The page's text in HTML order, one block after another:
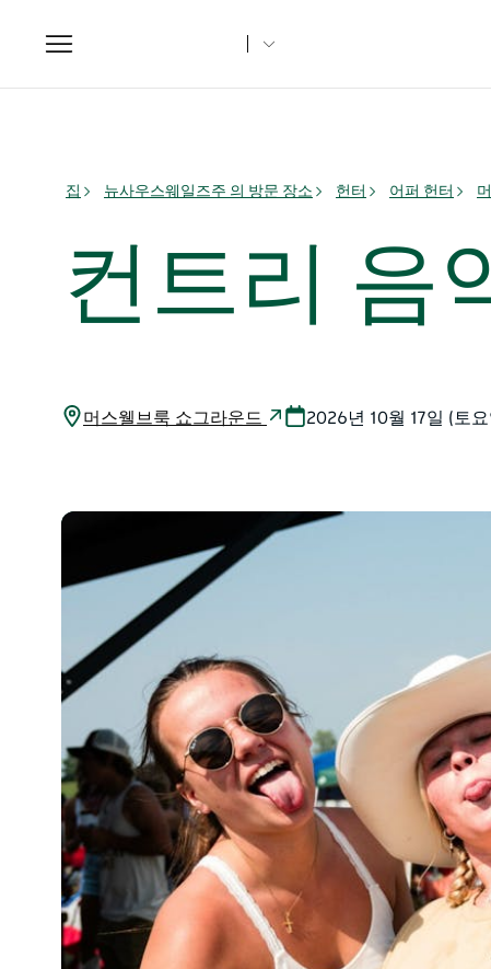
Toggle
navigation
집 뉴사우스웨일즈주 의 방문 장소 헌터 어퍼 헌터
컨트리 음
머스웰브룩 쇼그라운드 2026년 10월 17일 (토